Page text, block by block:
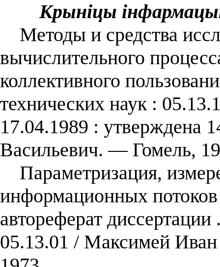
Крыніцы
Методы и средства
вычислительного
коллективного
технических наук :
17.04.1989 : утверждена
Васильевич. — Гомель,
Параметризация,
информационных
автореферат
05.13.01 / Максимей